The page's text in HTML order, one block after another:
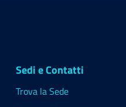
Sedi e Contatti
Trova la Sede